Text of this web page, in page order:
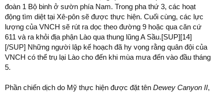
đoàn 1 Bộ binh ở sườn phía Nam. Trong pha thứ 3, các hoạt
động tìm diệt tại Xê-pôn sẽ được thực hiện. Cuối cùng, các lực
lượng của VNCH sẽ rút ra dọc theo đường 9 hoặc qua căn cứ
611 và ra khỏi địa phận Lào qua thung lũng A Sầu.[SUP][14]
[/SUP] Những người lập kế hoạch đã hy vọng rằng quân đội của
VNCH có thể trụ lại Lào cho đến khi mùa mưa đến vào đầu tháng
5.
Phần chiến dịch do Mỹ thực hiện được đặt tên Dewey Canyon II,